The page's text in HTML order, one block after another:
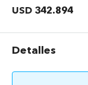
USD 342.894
Detalles